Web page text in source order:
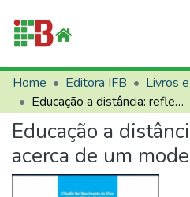
Communities & Collections
All of RIIFB
Manuals and Terms
Statistics
About RIIFB
Home Editora IFB
Educação a distância: reflexões acerca de um modelo em expansão
Educação a
acerca de um